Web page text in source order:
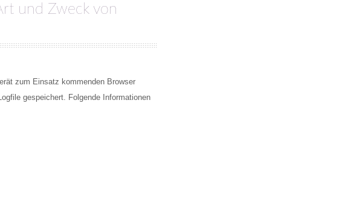
und Zweck von
zum Einsatz kommenden Browser
gespeichert. Folgende Informationen